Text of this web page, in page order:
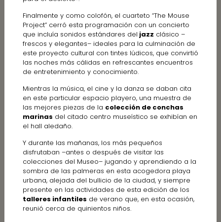
Finalmente y como colofón, el cuarteto “The Mouse
Project” cerró esta programación con un concierto
que incluía sonidos estándares del jazz clásico –
frescos y elegantes– ideales para la culminación de
este proyecto cultural con tintes lúdicos, que convirtió
las noches más cálidas en refrescantes encuentros
de entretenimiento y conocimiento.
Mientras la música, el cine y la danza se daban cita
en este particular espacio playero, una muestra de
las mejores piezas de la colección de conchas
marinas del citado centro museístico se exhibían en
el hall aledaño.
Y durante las mañanas, los más pequeños
disfrutaban –antes o después de visitar las
colecciones del Museo– jugando y aprendiendo a la
sombra de las palmeras en esta acogedora playa
urbana, alejada del bullicio de la ciudad, y siempre
presente en las actividades de esta edición de los
talleres infantiles de verano que, en esta ocasión,
reunió cerca de quinientos niños.